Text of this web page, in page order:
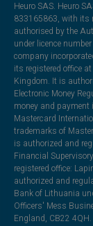
Heuro SAS. Heuro
833165863, with its
authorised by the
under licence
company
its registered office
Kingdom. It is
Electronic Money
money and
Mastercard
trademarks of
is authorized and
Financial
registered office:
authorized and
Bank of Lithuania
Officers' Mess
England, CB22 4QH.